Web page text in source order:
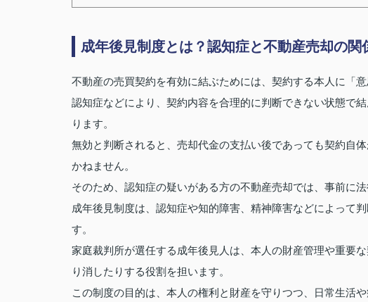
成年後見制度とは？認知症と不動産売却の関
不動産の売買契約を有効に結ぶためには、契約する本人に「
認知症などにより、契約内容を合理的に判断できない状態で
ります。
無効と判断されると、売却代金の支払い後であっても契約自
かねません。
そのため、認知症の疑いがある方の不動産売却では、事前に
成年後見制度は、認知症や知的障害、精神障害などによって
す。
家庭裁判所が選任する成年後見人は、本人の財産管理や重要
り消したりする役割を担います。
この制度の目的は、本人の権利と財産を守りつつ、日常生活